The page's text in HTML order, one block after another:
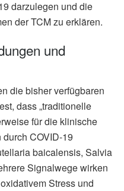
darzulegen und die
der TCM zu erklären.
und
die bisher verfügbaren
dass „traditionelle
für die klinische
COVID-19
baicalensis, Salvia
Signalwege wirken
Stress und